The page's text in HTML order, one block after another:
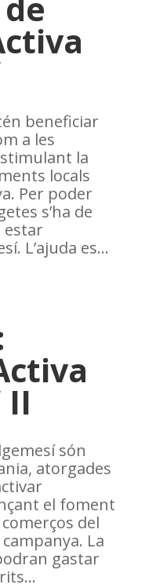
beneficiar
a les
la
locals
Per poder
s’ha de
estar
L’ajuda es...
II
són
atorgades
el foment
del
La
gastar